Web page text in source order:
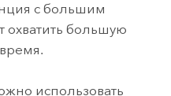
с большим
охватить большую
использовать